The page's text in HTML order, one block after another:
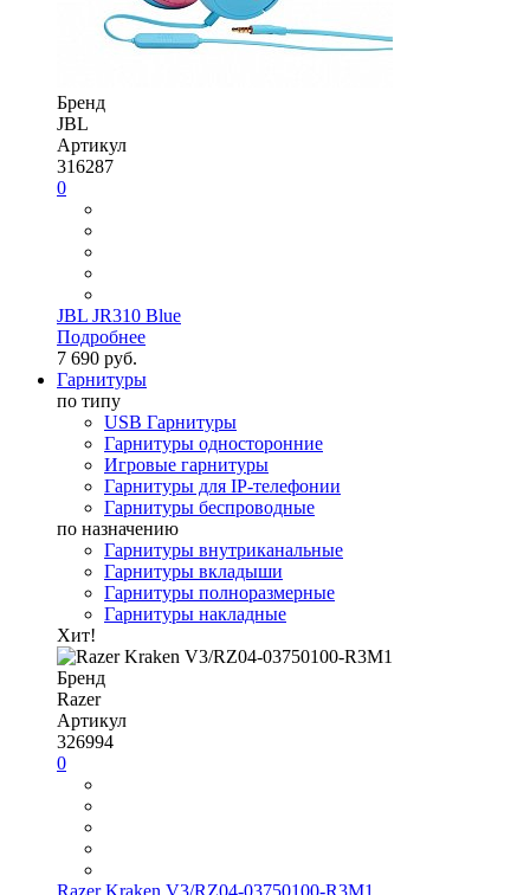
Бренд
JBL
Артикул
316287
0
JBL JR310 Blue
Подробнее
7 690 руб.
Гарнитуры
по типу
USB Гарнитуры
Гарнитуры односторонние
Игровые гарнитуры
Гарнитуры для IP-телефонии
Гарнитуры беспроводные
по назначению
Гарнитуры внутриканальные
Гарнитуры вкладыши
Гарнитуры полноразмерные
Гарнитуры накладные
Хит!
Бренд
Razer
Артикул
326994
0
Razer Kraken V3/RZ04-03750100-R3M1